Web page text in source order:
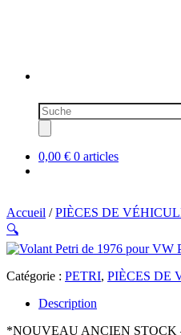
Recherche
de
produits
0,00 € 0 articles
Accueil /PIÈCES DE
🔍
Catégorie : PETRI, PIÈCES DE
Description
*NOUVEAU ANCIEN STOCK